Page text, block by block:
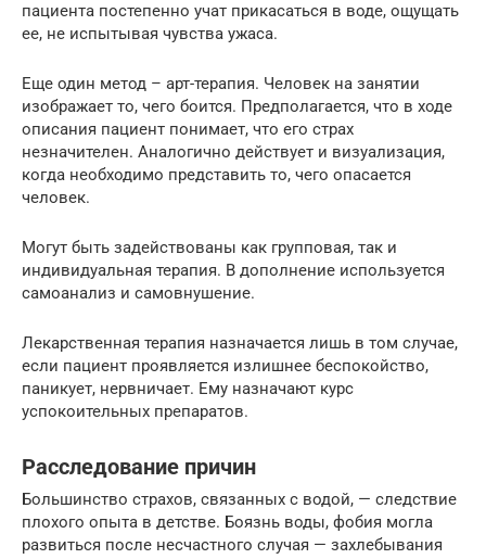
пациента постепенно учат прикасаться в воде, ощущать
ее, не испытывая чувства ужаса.
Еще один метод – арт-терапия. Человек на занятии
изображает то, чего боится. Предполагается, что в ходе
описания пациент понимает, что его страх
незначителен. Аналогично действует и визуализация,
когда необходимо представить то, чего опасается
человек.
Могут быть задействованы как групповая, так и
индивидуальная терапия. В дополнение используется
самоанализ и самовнушение.
Лекарственная терапия назначается лишь в том случае,
если пациент проявляется излишнее беспокойство,
паникует, нервничает. Ему назначают курс
успокоительных препаратов.
Расследование причин
Большинство страхов, связанных с водой, — следствие
плохого опыта в детстве. Боязнь воды, фобия могла
развиться после несчастного случая — захлебывания